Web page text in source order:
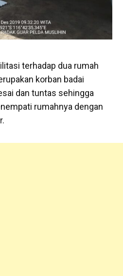
terhadap dua rumah
korban badai
dan tuntas sehingga
rumahnya dengan